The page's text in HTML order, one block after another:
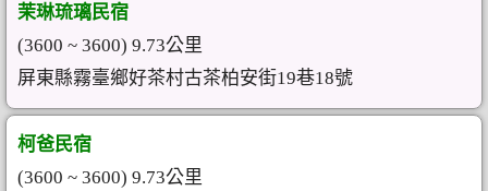
茉琳琉璃民宿
(3600 ~ 3600) 9.73公里
屏東縣霧臺鄉好茶村古茶柏安街19巷18號
柯爸民宿
(3600 ~ 3600) 9.73公里